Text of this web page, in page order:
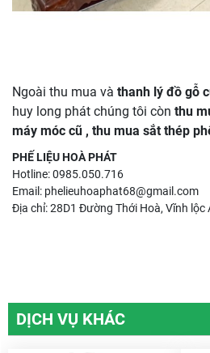
Ngoài thu mua và thanh lý đồ gỗ
huy long phát chúng tôi còn thu
máy móc cũ , thu mua sắt thép
PHẾ LIỆU HOÀ PHÁT
Hotline:0985.050.716
Email: phelieuhoaphat68@gmail.com
Địa chỉ: 28D1 Đường Thới Hoà, Vĩnh lộc
DỊCH VỤ KHÁC